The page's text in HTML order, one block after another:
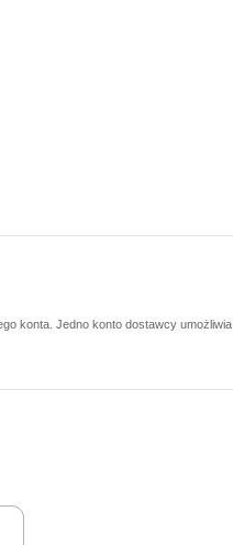
konta. Jedno konto dostawcy umożliwia